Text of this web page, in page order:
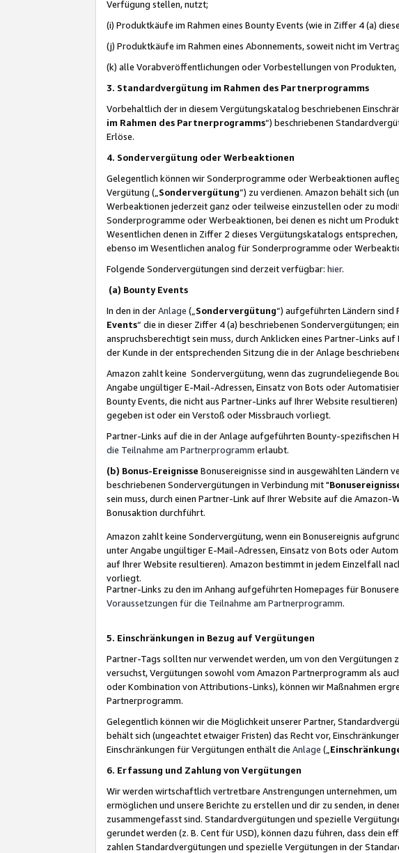
Verfügung stellen, nutzt;
(i) Produktkäufe im Rahmen eines Bounty Events (wie in Ziffer 4 (a)
(j) Produktkäufe im Rahmen eines Abonnements, soweit nicht im
(k) alle Vorabveröffentlichungen oder Vorbestellungen von
3. Standardvergütung im Rahmen des Partnerprogramms
Vorbehaltlich der in diesem Vergütungskatalog beschriebenen
im Rahmen des Partnerprogramms“) beschriebenen
Erlöse.
4. Sondervergütung oder Werbeaktionen
Gelegentlich können wir Sonderprogramme oder Werbeaktionen
Vergütung („ Sondervergütung”) zu verdienen. Amazon behält sich
Werbeaktionen jederzeit ganz oder teilweise einzustellen oder zu
Sonderprogramme oder Werbeaktionen, bei denen es nicht um
Wesentlichen denen in Ziffer 2 dieses Vergütungskatalogs
ebenso im Wesentlichen analog für Sonderprogramme oder
Folgende Sondervergütungen sind derzeit verfügbar: hier.
(a) Bounty Events
In den in derAnlage („ Sondervergütung“) aufgeführten Ländern sind
Events“ die in dieser Ziffer 4 (a) beschriebenen Sondervergütungen;
anspruchsberechtigt sein muss, durch Anklicken eines Partner-Links
der Kunde in der entsprechenden Sitzung die in der Anlage
Amazon zahlt keine Sondervergütung, wenn das zugrundeliegende
Angabe ungültiger E-Mail-Adressen, Einsatz von Bots oder
Bounty Events, die nicht aus Partner-Links auf Ihrer Website
gegeben ist oder ein Verstoß oder Missbrauch vorliegt.
Partner-Links auf die in der Anlage aufgeführten Bounty-spezifischen
die Teilnahme am Partnerprogramm erlaubt.
(b) Bonus-Ereignisse Bonusereignisse sind in ausgewählten Ländern
beschriebenen Sondervergütungen in Verbindung mit "
sein muss, durch einen Partner-Link auf Ihrer Website auf die
Bonusaktion durchführt.
Amazon zahlt keine Sondervergütung, wenn ein Bonusereignis
unter Angabe ungültiger E-Mail-Adressen, Einsatz von Bots oder
auf Ihrer Website resultieren). Amazon bestimmt in jedem Einzelfall
vorliegt.
Partner-Links zu den im Anhang aufgeführten Homepages für
Voraussetzungen für die Teilnahme am Partnerprogramm.
5. Einschränkungen in Bezug auf Vergütungen
Partner-Tags sollten nur verwendet werden, um von den
versuchst, Vergütungen sowohl vom Amazon Partnerprogramm als
oder Kombination von Attributions-Links), können wir Maßnahmen
Partnerprogramm.
Gelegentlich können wir die Möglichkeit unserer Partner,
behält sich (ungeachtet etwaiger Fristen) das Recht vor,
Einschränkungen für Vergütungen enthält die Anlage („
6. Erfassung und Zahlung von Vergütungen
Wir werden wirtschaftlich vertretbare Anstrengungen unternehmen,
ermöglichen und unsere Berichte zu erstellen und dir zu senden, in
zusammengefasst sind. Standardvergütungen und spezielle
gerundet werden (z. B. Cent für USD), können dazu führen, dass dein
zahlen Standardvergütungen und spezielle Vergütungen in der